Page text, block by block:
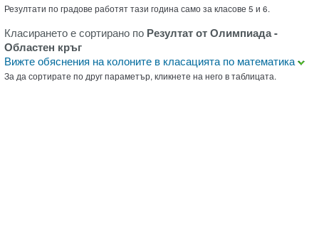
Резултати по градове работят тази година само за класове 5 и 6.
Класирането е сортирано по Резултат от Олимпиада -
Областен кръг
Вижте обяснения на колоните в класацията по математика
За да сортирате по друг параметър, кликнете на него в таблицата.